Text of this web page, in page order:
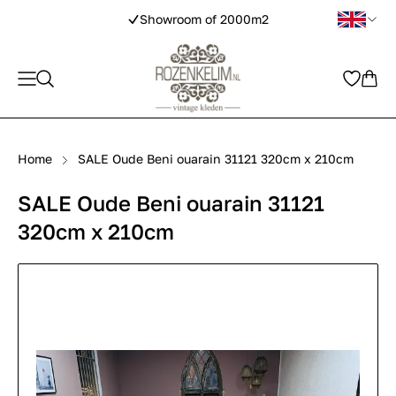
Showroom of 2000m2
Home SALE Oude Beni ouarain 31121 320cm x 210cm
SALE Oude Beni ouarain 31121
320cm x 210cm